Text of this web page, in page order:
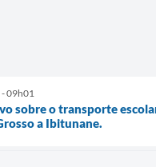
- 09h01
sobre o transporte
a Ibitunane.